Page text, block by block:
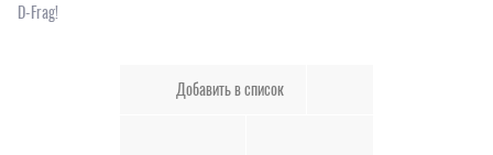
D-Frag!
Добавить в список